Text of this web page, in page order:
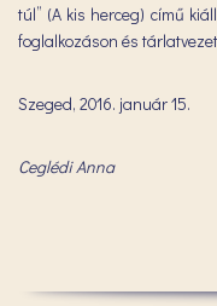
túl” (A kis herceg) című
foglalkozáson és
Szeged, 2016. január 15.
Ceglédi Anna